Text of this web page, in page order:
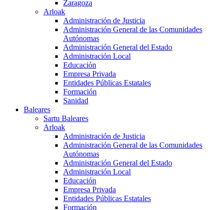
Zaragoza
Arloak
Administración de Justicia
Administración General de las Comunidades
Autónomas
Administración General del Estado
Administración Local
Educación
Empresa Privada
Entidades Públicas Estatales
Formación
Sanidad
Baleares
Sartu Baleares
Arloak
Administración de Justicia
Administración General de las Comunidades
Autónomas
Administración General del Estado
Administración Local
Educación
Empresa Privada
Entidades Públicas Estatales
Formación